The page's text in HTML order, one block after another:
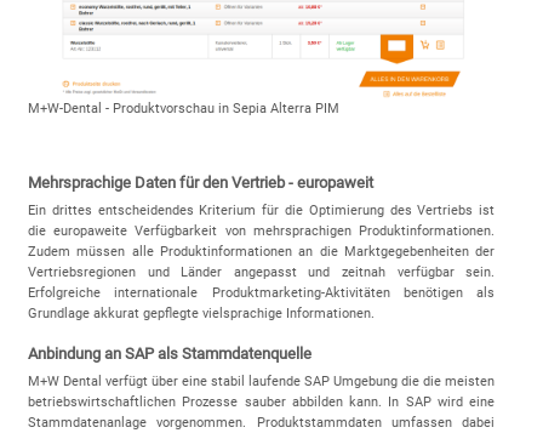
M+W-Dental - Produktvorschau in Sepia Alterra PIM
Mehrsprachige Daten für den Vertrieb - europaweit
Ein drittes entscheidendes Kriterium für die Optimierung des Vertriebs ist
die europaweite Verfügbarkeit von mehrsprachigen Produktinformationen.
Zudem müssen alle Produktinformationen an die Marktgegebenheiten der
Vertriebsregionen und Länder angepasst und zeitnah verfügbar sein.
Erfolgreiche internationale Produktmarketing-Aktivitäten benötigen als
Grundlage akkurat gepflegte vielsprachige Informationen.
Anbindung an SAP als Stammdatenquelle
M+W Dental verfügt über eine stabil laufende SAP Umgebung die die meisten
betriebswirtschaftlichen Prozesse sauber abbilden kann. In SAP wird eine
Stammdatenanlage vorgenommen. Produktstammdaten umfassen dabei